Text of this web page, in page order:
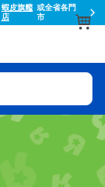
蝦皮旗艦
店
或全省各門
市